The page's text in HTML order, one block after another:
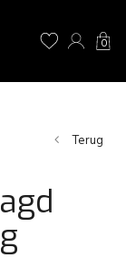
0
Terug